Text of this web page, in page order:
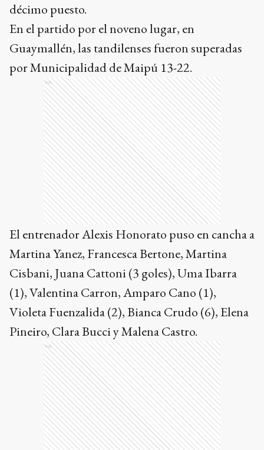
décimo puesto.
En el partido por el noveno lugar, en
Guaymallén, las tandilenses fueron superadas
por Municipalidad de Maipú 13-22.
Ads
El entrenador Alexis Honorato puso en cancha a
Martina Yanez, Francesca Bertone, Martina
Cisbani, Juana Cattoni (3 goles), Uma Ibarra
(1), Valentina Carron, Amparo Cano (1),
Violeta Fuenzalida (2), Bianca Crudo (6), Elena
Pineiro, Clara Bucci y Malena Castro.
Ads